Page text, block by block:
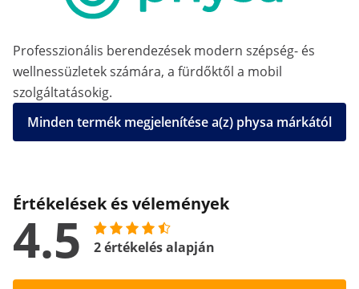
Professzionális berendezések modern szépség- és
wellnessüzletek számára, a fürdőktől a mobil
szolgáltatásokig.
Minden termék megjelenítése a(z) physa márkától
Értékelések és vélemények
4.5 2 értékelés alapján